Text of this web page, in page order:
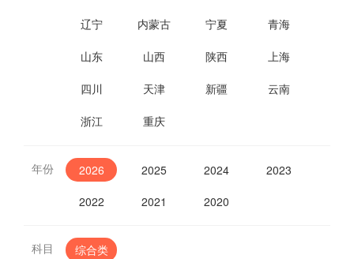
辽宁 内蒙古 宁夏 青海
山东 山西 陕西 上海
四川 天津 新疆 云南
浙江 重庆
年份 2026 2025 2024
2023
2022
2021 2020
科目 综合类